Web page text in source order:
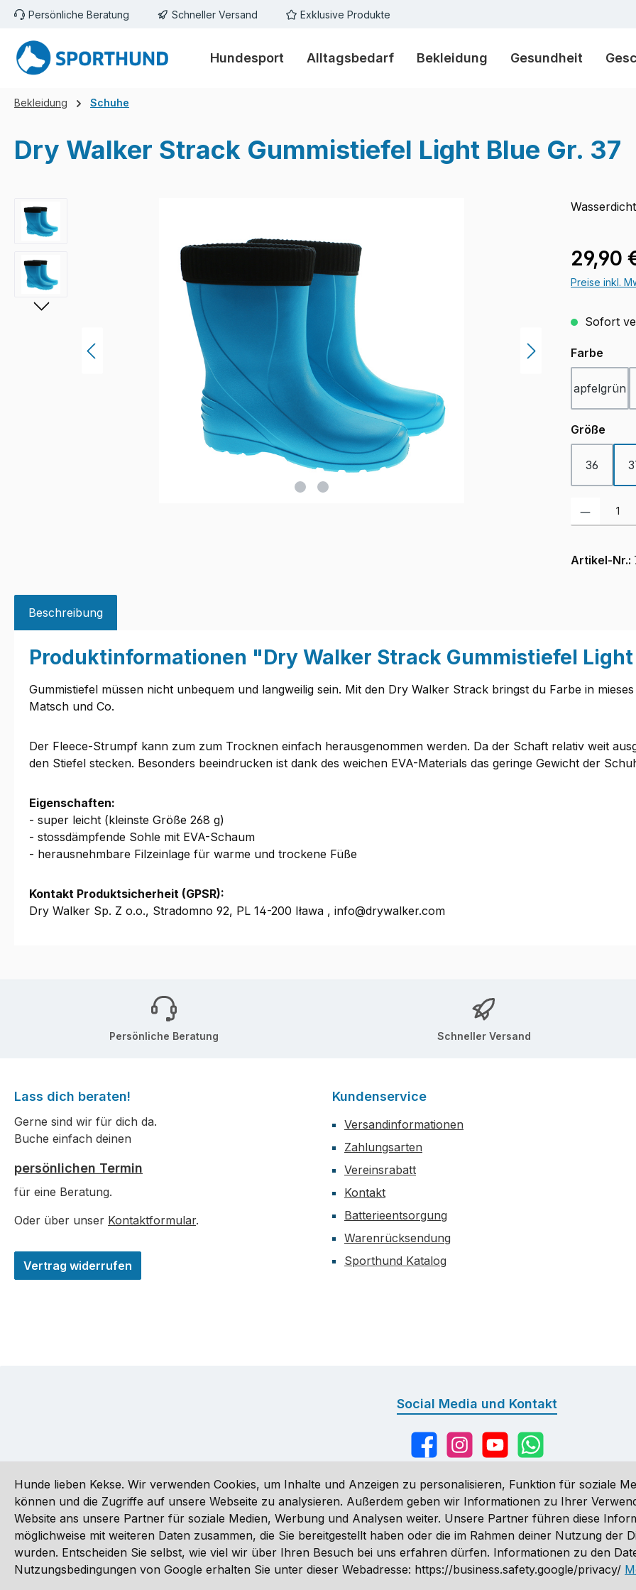
Hauptinhalt springen
Zur Suche springen
Zur Hauptnavigation springen
Persönliche Beratung Schneller Versand Exklusive Produkte
Hundesport Alltagsbedarf Bekleidung Gesundheit
Bekleidung Schuhe
Dry Walker Strack Gummistiefel Light Blue Gr. 37
Bildergalerie überspringen
29,90
Preise inkl.
Sofort
Farbe
apfelgrün
Größe
36
Produkt
Artikel-Nr.:
Beschreibung
Produktinformationen "Dry Walker Strack Gummistiefel Light
Gummistiefel müssen nicht unbequem und langweilig sein. Mit den Dry Walker Strack bringst du Farbe in
Matsch und Co.
Der Fleece-Strumpf kann zum zum Trocknen einfach herausgenommen werden. Da der Schaft relativ weit
den Stiefel stecken. Besonders beeindrucken ist dank des weichen EVA-Materials das geringe Gewicht der
Eigenschaften:
- super leicht (kleinste Größe 268 g)
- stossdämpfende Sohle mit EVA-Schaum
- herausnehmbare Filzeinlage für warme und trockene Füße
Kontakt Produktsicherheit (GPSR):
Dry Walker Sp. Z o.o., Stradomno 92, PL 14-200 Iława , info@drywalker.com
Persönliche Beratung Schneller Versand
Lass dich beraten!
Gerne sind wir für dich da.
Buche einfach deinen
persönlichen Termin
für eine Beratung.
Oder über unser Kontaktformular.
Vertrag widerrufen
Kundenservice
Versandinformationen
Zahlungsarten
Vereinsrabatt
Kontakt
Batterieentsorgung
Warenrücksendung
Sporthund Katalog
Social Media und Kontakt
FacebookInstagramYouTubeWhatsApp
Alle Preise inkl. gesetzl. Mehrwertsteuer zzgl.Versandkosten, wenn nicht anders angegeben. Preise vor dem Login werden in
ähnlich. Änderungen vorbehalten.
© 2026 Sporthund - Alle Rechte vorbehalten. Theme byThemeWare®
Hunde lieben Kekse. Wir verwenden Cookies, um Inhalte und Anzeigen zu personalisieren, Funktion für soziale
können und die Zugriffe auf unsere Webseite zu analysieren. Außerdem geben wir Informationen zu Ihrer
Website ans unsere Partner für soziale Medien, Werbung und Analysen weiter. Unsere Partner führen diese
möglichweise mit weiteren Daten zusammen, die Sie bereitgestellt haben oder die im Rahmen deiner Nutzung der
wurden. Entscheiden Sie selbst, wie viel wir über Ihren Besuch bei uns erfahren dürfen. Informationen zu den
Nutzungsbedingungen von Google erhalten Sie unter dieser Webadresse: https://business.safety.google/privacy/